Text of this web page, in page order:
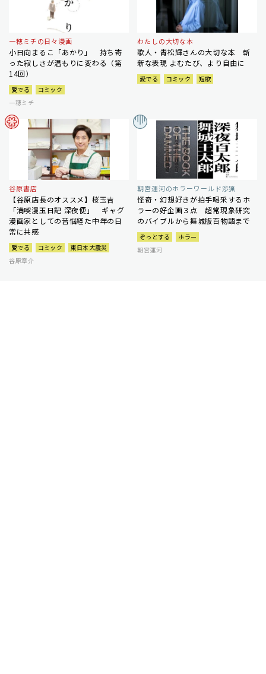
一穂ミチの日々漫画
小日向まるこ「あかり」 持ち寄
った寂しさが温もりに変わる（第
14回）
愛でる
コミック
一穂ミチ
わたしの大切な本
歌人・青松輝さんの大切な本 斬
新な表現 よむたび、より自由に
愛でる コミック 短歌
谷原書店
【谷原店長のオススメ】桜玉吉
「満喫漫玉日記 深夜便」 ギャグ
漫画家としての苦悩経た中年の日
常に共感
愛でる コミック
東日本大震災
谷原章介
朝宮運河のホラーワールド渉猟
怪奇・幻想好きが拍手喝采するホ
ラーの好企画３点 超常現象研究
のバイブルから舞城版百物語まで
ぞっとする
ホラー
朝宮運河